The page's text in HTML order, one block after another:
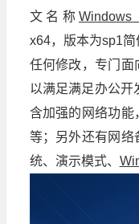
文名称Windows
x64，版本为sp1
任何修改，专门面
以满足满足办公开
含加强的网络功
等；另外还有网络
统、演示模式、